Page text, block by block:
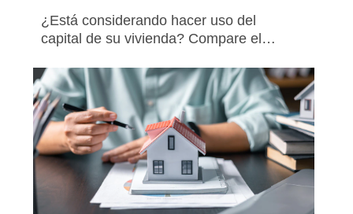
¿Está considerando hacer uso del
capital de su vivienda? Compare el
la HELOC para encontrar la opción
adecuada según sus necesidades y
metas financieras.